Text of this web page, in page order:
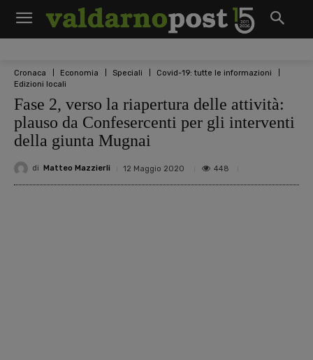
Cronaca Economia Speciali
Covid-19: tutte le informazioni
Edizioni locali
Fase 2, verso la riapertura delle attività:
plauso da Confesercenti per gli interventi
della giunta Mugnai
di Matteo Mazzierli 12 Maggio 2020 448